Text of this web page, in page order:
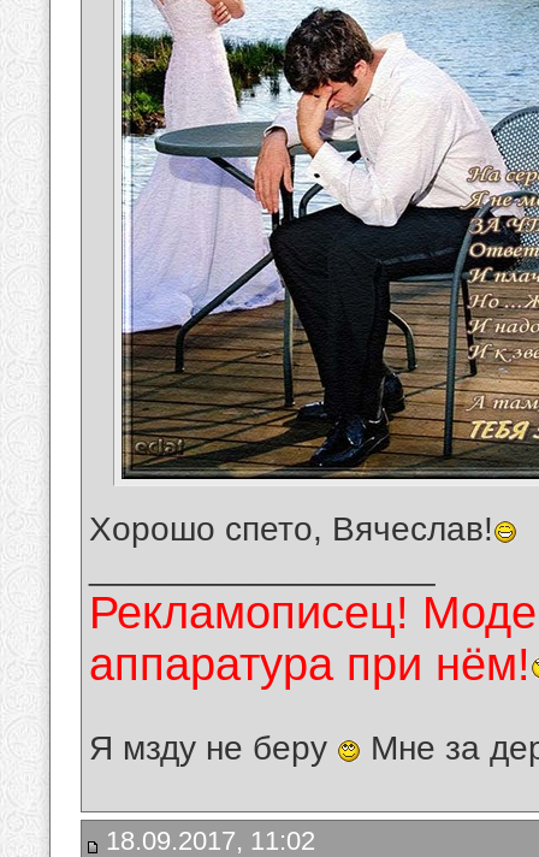
Хорошо спето, Вячеслав!
Рекламописец!
аппаратура при нём!
Я мзду не беру Мне за
18.09.2017, 11:02